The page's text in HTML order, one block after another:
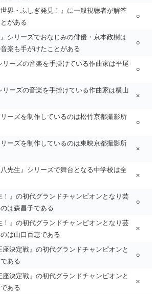
界・ふしぎ発見！』に一般視聴者が解答
がある
○
シリーズでおなじみの俳優・京本政樹は
音楽も手がけたことがある
○
ーズの音楽を手掛けている作曲家は平尾
○
ーズの音楽を手掛けている作曲家は横山
×
ーズを制作しているのは松竹京都撮影所
○
ーズを制作しているのは東映京都撮影所
×
先生』シリーズで舞台となる中学校は全
×
』の初代グランドチャンピオンとなり芸
は森昌子である
○
』の初代グランドチャンピオンとなり芸
は山口百恵である
×
決定戦』の初代グランドチャンピオンと
ある
○
決定戦』の初代グランドチャンピオンと
ある
×